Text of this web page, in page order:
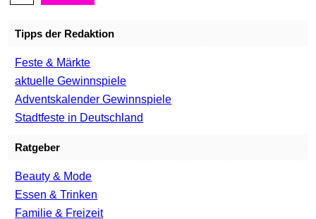
Tipps der Redaktion
Feste & Märkte
aktuelle Gewinnspiele
Adventskalender Gewinnspiele
Stadtfeste in Deutschland
Ratgeber
Beauty & Mode
Essen & Trinken
Familie & Freizeit